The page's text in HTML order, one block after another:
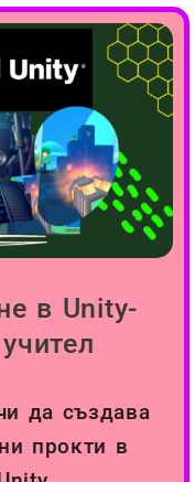
в Unity-
да създава
прокти в